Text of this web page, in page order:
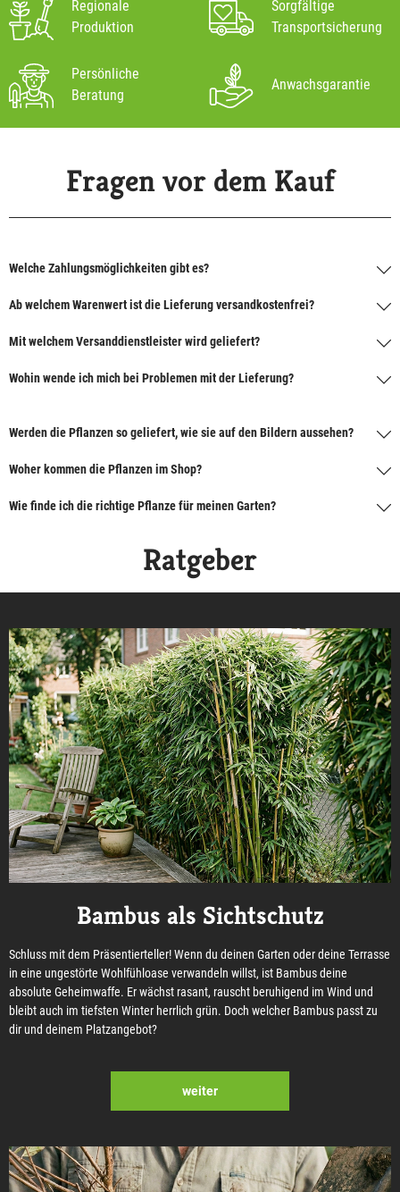
Regionale
Produktion
Sorgfältige
Transportsicherung
Persönliche
Beratung
Anwachsgarantie
Fragen vor dem Kauf
Welche Zahlungsmöglichkeiten gibt es?
Ab welchem Warenwert ist die Lieferung versandkostenfrei?
Mit welchem Versanddienstleister wird geliefert?
Wohin wende ich mich bei Problemen mit der Lieferung?
Werden die Pflanzen so geliefert, wie sie auf den Bildern aussehen?
Woher kommen die Pflanzen im Shop?
Wie finde ich die richtige Pflanze für meinen Garten?
Ratgeber
Bambus als Sichtschutz
Schluss mit dem Präsentierteller! Wenn du deinen Garten oder deine Terrasse
in eine ungestörte Wohlfühloase verwandeln willst, ist Bambus deine
absolute Geheimwaffe. Er wächst rasant, rauscht beruhigend im Wind und
bleibt auch im tiefsten Winter herrlich grün. Doch welcher Bambus passt zu
dir und deinem Platzangebot?
weiter